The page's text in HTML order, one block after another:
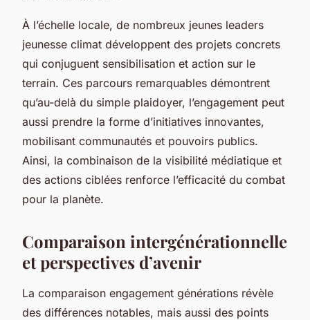
À l’échelle locale, de nombreux jeunes leaders
jeunesse climat développent des projets concrets
qui conjuguent sensibilisation et action sur le
terrain. Ces parcours remarquables démontrent
qu’au-delà du simple plaidoyer, l’engagement peut
aussi prendre la forme d’initiatives innovantes,
mobilisant communautés et pouvoirs publics.
Ainsi, la combinaison de la visibilité médiatique et
des actions ciblées renforce l’efficacité du combat
pour la planète.
Comparaison intergénérationnelle
et perspectives d’avenir
La comparaison engagement générations révèle
des différences notables, mais aussi des points